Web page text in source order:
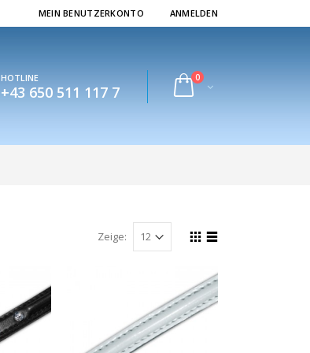
MEIN BENUTZERKONTO ANMELDEN
HOTLINE
+43 650 511 117 7
0
Zeige: